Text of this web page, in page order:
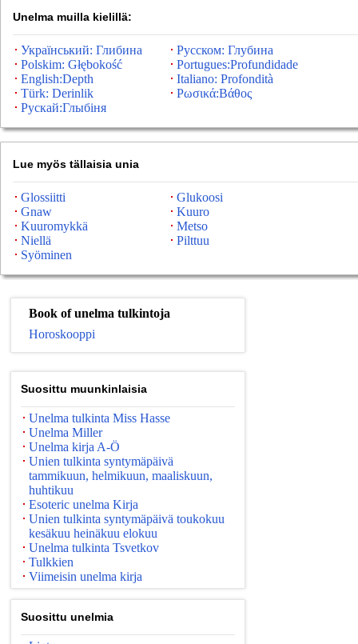
Unelma muilla kielillä:
Український: Глибина
Русском: Глубина
Polskim: Głębokość
Portugues:Profundidade
English:Depth
Italiano: Profondità
Türk: Derinlik
Ρωσικά:Βάθος
Рускай:Глыбіня
Lue myös tällaisia ​​unia
Glossiitti
Glukoosi
Gnaw
Kuuro
Kuuromykkä
Metso
Niellä
Pilttuu
Syöminen
Book of unelma tulkintoja
Horoskooppi
Suosittu muunkinlaisia
Unelma tulkinta Miss Hasse
Unelma Miller
Unelma kirja A-Ö
Unien tulkinta syntymäpäivä
tammikuun, helmikuun, maaliskuun,
huhtikuu
Esoteric unelma Kirja
Unien tulkinta syntymäpäivä toukokuu
kesäkuu heinäkuu elokuu
Unelma tulkinta Tsvetkov
Tulkkien
Viimeisin unelma kirja
Suosittu unelmia